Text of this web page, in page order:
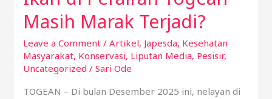
Masih Marak Terjadi?
Leave a Comment /Artikel, Japesda, Kesehatan
Masyarakat, Konservasi, Liputan Media, Pesisir,
Uncategorized /Sari Ode
TOGEAN – Di bulan Desember 2025 ini, nelayan di
di
Perairan
Togean
Masih
Marak
Terjadi?